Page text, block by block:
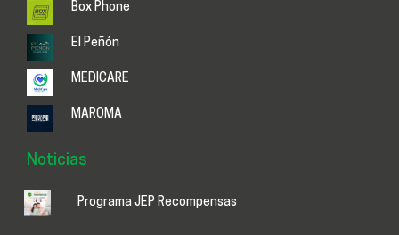
Box Phone
El Peñón
MEDICARE
MAROMA
Noticias
Programa JEP Recompensas